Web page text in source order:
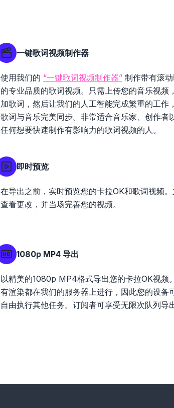
一键歌词视频制作器
使用我们的 “一键歌词视频制作器”制作带有滚动
的专业品质的歌词视频。只需上传您的音乐视频
加歌词，然后让我们的人工智能完成繁重的工作
歌词与音乐完美同步。非常适合音乐家、创作者
任何想要快速制作有影响力的歌词视频的人。
即时预览
在导出之前，实时预览您的卡拉OK和歌词视频。
查看更改，并当场完善您的视频。
1080p MP4 导出
以精美的1080p MP4格式导出您的卡拉OK视频
有渲染都在我们的服务器上进行，因此您的设备
自由执行其他任务。订阅者可享受无限次队列导出